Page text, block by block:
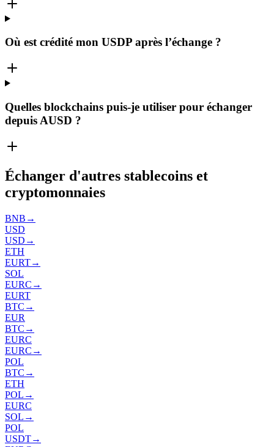
Où est crédité mon USDP après l’échange ?
Quelles blockchains puis-je utiliser pour échanger
depuis AUSD ?
Échanger d'autres stablecoins et
cryptomonnaies
BNB →
USD
USD →
ETH
EURT→
SOL
EURC →
EURT
BTC →
EUR
BTC →
EURC
EURC →
POL
BTC →
ETH
POL →
EURC
SOL →
POL
USDT→